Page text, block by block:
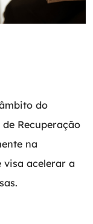
do
Recuperação
na
visa acelerar a